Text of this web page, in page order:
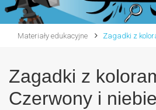
Materiały edukacyjne Zagadki z
Zagadki z
Czerwony i